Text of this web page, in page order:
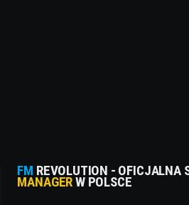
FM REVOLUTION - OFICJALNA
MANAGERW POLSCE